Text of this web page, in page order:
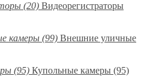
Видеорегистраторы
Внешние уличные
Купольные камеры (95)